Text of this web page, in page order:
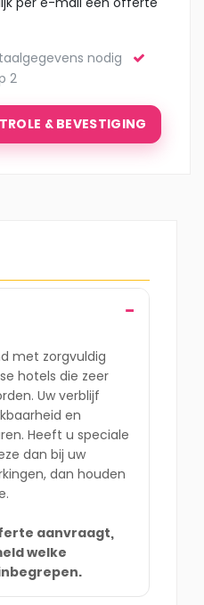
nodig
2
& BEVESTIGING
met zorgvuldig
hotels die zeer
Uw verblijf
en
Heeft u speciale
dan bij uw
dan houden
aanvraagt,
welke